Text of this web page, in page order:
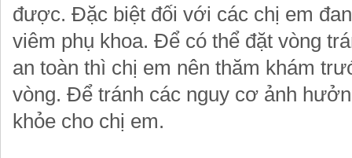
được. Đặc biệt đối với các chị em
viêm phụ khoa. Để có thể đặt vòng
an toàn thì chị em nên thăm khám
vòng. Để tránh các nguy cơ ảnh
khỏe cho chị em.